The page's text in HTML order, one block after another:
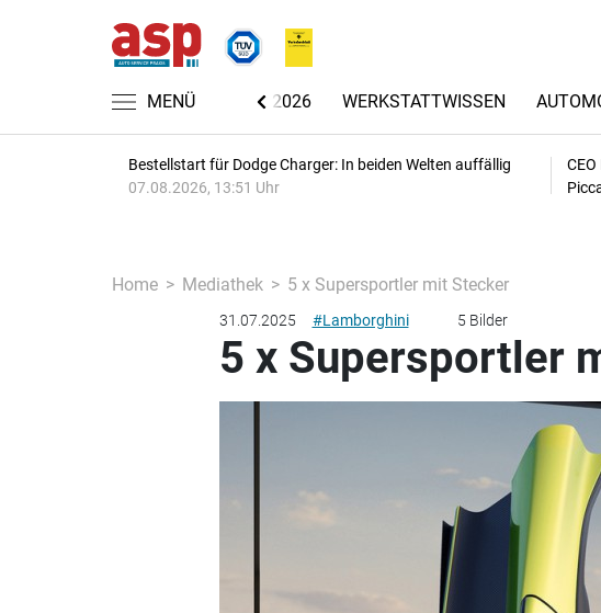
MENÜ
AUTOMECHANIKA 2026 WERKSTATTWISSEN
Bestellstart für Dodge Charger: In beiden Welten auffällig
07.08.2026, 13:51 Uhr
Home Mediathek 5 x Supersportler mit Stecker
31.07.2025 #Lamborghini 5 Bilder
5 x Supersportler